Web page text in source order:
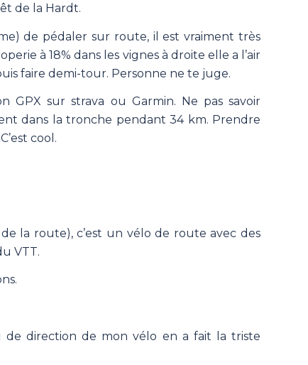
de la Hardt.
de pédaler sur route, il est vraiment très
à 18% dans les vignes à droite elle a l’air
faire demi-tour. Personne ne te juge.
sur strava ou Garmin. Ne pas savoir
dans la tronche pendant 34 km. Prendre
cool.
la route), c’est un vélo de route avec des
VTT.
de direction de mon vélo en a fait la triste